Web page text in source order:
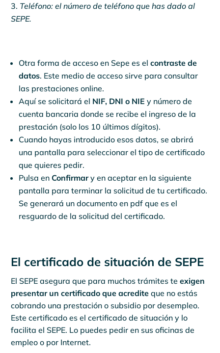
Teléfono: el número de teléfono que has dado al
SEPE.
Otra forma de acceso en Sepe es elcontraste de
datos. Este medio de acceso sirve para consultar
las prestaciones online.
Aquí se solicitará el NIF, DNI o NIE y número de
cuenta bancaria donde se recibe el ingreso de la
prestación (solo los 10 últimos dígitos).
Cuando hayas introducido esos datos, se abrirá
una pantalla para seleccionar el tipo de certificado
que quieres pedir.
Pulsa enConfirmary en aceptar en la siguiente
pantalla para terminar la solicitud de tu certificado.
Se generará un documento en pdf que es el
resguardo de la solicitud del certificado.
El certificado de situación de SEPE
El SEPE asegura que para muchos trámites teexigen
presentar un certificado que acredite que no estás
cobrando una prestación o subsidio por desempleo.
Este certificado es el certificado de situación y lo
facilita el SEPE. Lo puedes pedir en sus oficinas de
empleo o por Internet.